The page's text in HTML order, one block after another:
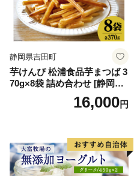
紅イモ 塩ちんすこう 沖縄シ
ークヮーサー 沖縄黒糖 琉球
ロイヤルミルクティ 沖縄パ
イン
静岡県吉田町
芋けんぴ 松浦食品芋まつば 3
70g×8袋 詰め合わせ [静岡伊
勢丹(松浦食品) 静岡県 吉田町
22424274] 芋ケンピ セット
16,000円